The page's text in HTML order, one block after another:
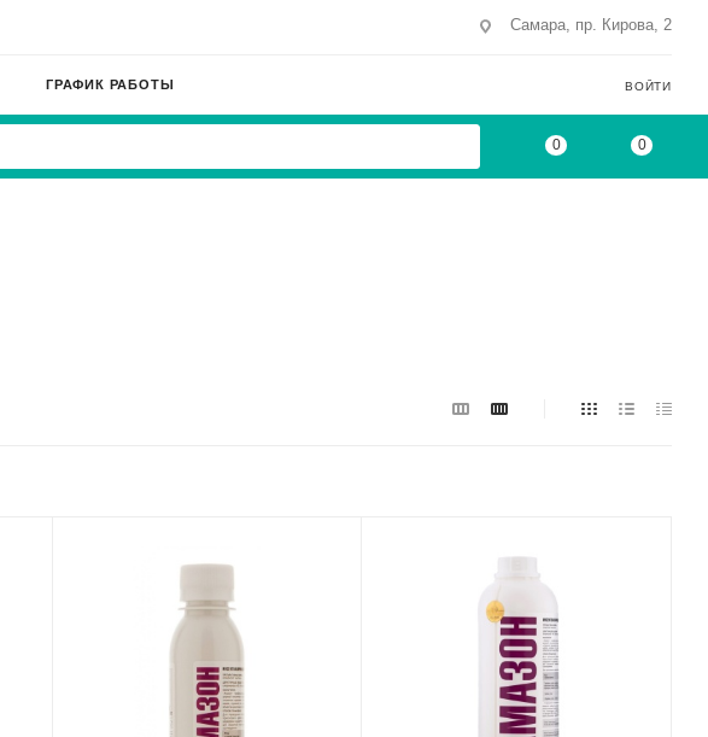
Самара, пр. Кирова, 2
ГРАФИК РАБОТЫ ВОЙТИ
0 0